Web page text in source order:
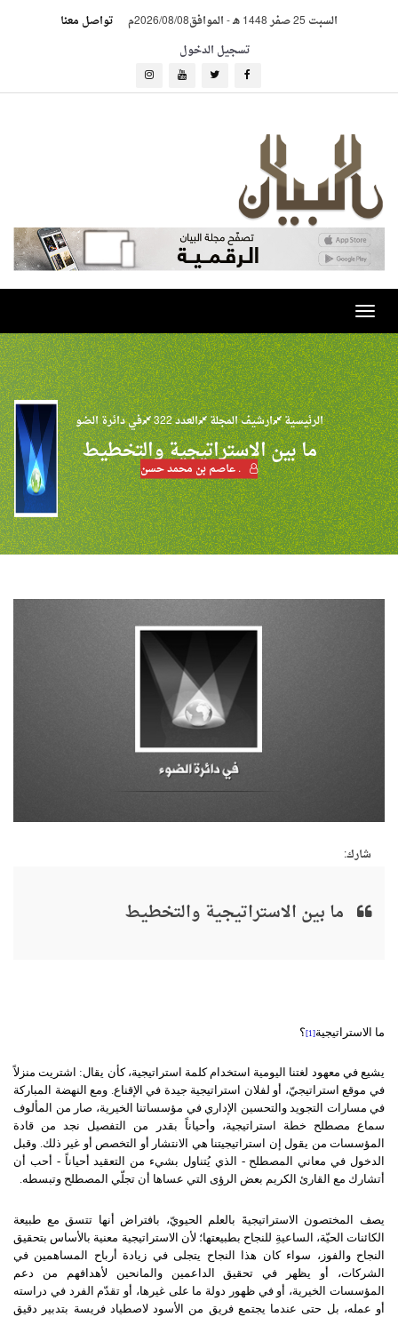
السبت 25 صفر 1448 هـ -الموافق2026/08/08م
تواصل معنا
تسجيل الدخول
Toggle
navigation
الرئيسية ارشيف المجلة العدد 322 في دائرة الضو
ما بين الاستراتيجية والتخطيط
. عاصم بن محمد حسن
شارك:
ما بين الاستراتيجية والتخطيط
ما الاستراتيجية [1] ؟
يشيع في معهود لغتنا اليومية استخدام كلمة استراتيجية، كأن يقال: اشتريت منزلاً
في موقع استراتيجيّ، أو لفلان استراتيجية جيدة في الإقناع. ومع النهضة المباركة
في مسارات التجويد والتحسين الإداري في مؤسساتنا الخيرية، صار من المألوف
سماع مصطلح خطة استراتيجية، وأحياناً بقدر من التفصيل نجد من قادة
المؤسسات من يقول إن استراتيجيتنا هي الانتشار أو التخصص أو غير ذلك. وقبل
الدخول في معاني المصطلح - الذي يُتناول بشيء من التعقيد أحياناً - أحب أن
أتشارك مع القارئ الكريم بعض الرؤى التي عساها أن تجلّي المصطلح وتبسطه.
يصف المختصون الاستراتيجيةَ بالعلم الحيويّ، بافتراض أنها تتسق مع طبيعة
الكائنات الحيّة، الساعيةِ للنجاح بطبيعتها؛ لأن الاستراتيجية معنية بالأساس بتحقيق
النجاح والفوز، سواء كان هذا النجاح يتجلى في زيادة أرباح المساهمين في
الشركات، أو يظهر في تحقيق الداعمين والمانحين لأهدافهم من دعم
المؤسسات الخيرية، أو في ظهور دولة ما على غيرها، أو تقدّم الفرد في دراسته
أو عمله، بل حتى عندما يجتمع فريق من الأسود لاصطياد فريسة بتدبير دقيق